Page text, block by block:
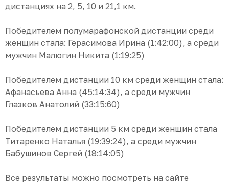
дистанциях на 2, 5, 10 и 21,1 км.
Победителем полумарафонской дистанции среди
женщин стала: Герасимова Ирина (1:42:00), а среди
мужчин Малюгин Никита (1:19:25)
Победителем дистанции 10 км среди женщин стала:
Афанасьева Анна (45:14:34), а среди мужчин
Глазков Анатолий (33:15:60)
Победителем дистанции 5 км среди женщин стала
Титаренко Наталья (19:39:24), а среди мужчин
Бабушинов Сергей (18:14:05)
Все результаты можно посмотреть на сайте